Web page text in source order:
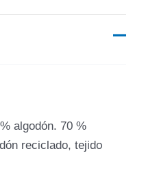
algodón. 70 %
reciclado, tejido